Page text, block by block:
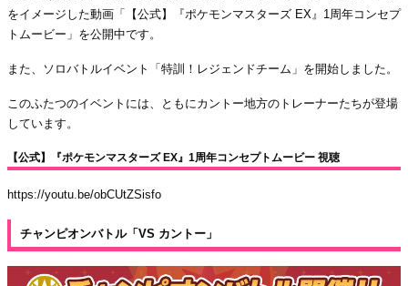
をイメージした動画「【公式】『ポケモンマスターズ EX』1周年コンセプ
トムービー」を公開中です。
また、ソロバトルイベント「特訓！レジェンドチーム」を開始しました。
このふたつのイベントには、ともにカントー地方のトレーナーたちが登場
しています。
【公式】『ポケモンマスターズ EX』1周年コンセプトムービー 視聴
https://youtu.be/obCUtZSisfo
チャンピオンバトル「VS カントー」